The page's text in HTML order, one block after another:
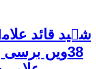
شہید قائد
38ویں